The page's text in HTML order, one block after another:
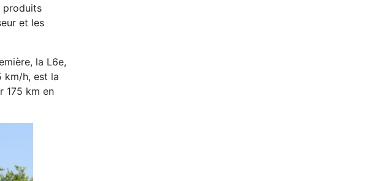
produits
et les
la L6e,
km/h, est la
175 km en